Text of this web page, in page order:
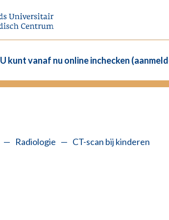
U kunt vanaf nu online inchecken
— Radiologie — CT-scan bij kinderen